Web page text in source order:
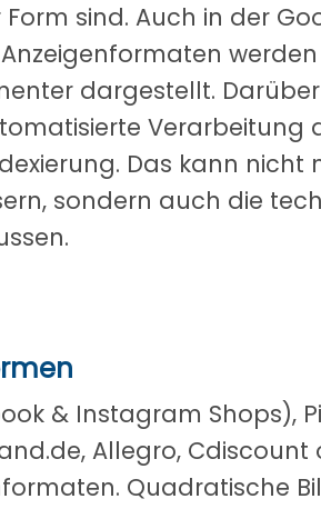
sind. Auch in der
dargestellt.
Verarbeitung
Das kann nicht
sondern auch die
& Instagram Shops),
Allegro,
Quadratische